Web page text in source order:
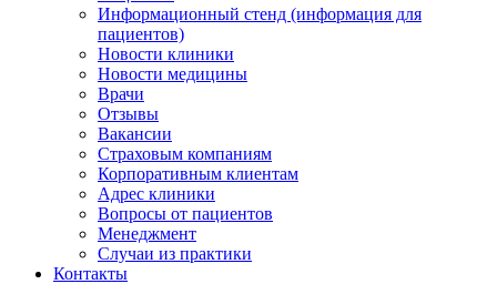
Информационный стенд (информация для
пациентов)
Новости клиники
Новости медицины
Врачи
Отзывы
Вакансии
Страховым компаниям
Корпоративным клиентам
Адрес клиники
Вопросы от пациентов
Менеджмент
Случаи из практики
Контакты